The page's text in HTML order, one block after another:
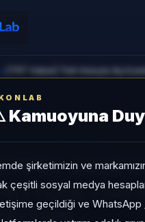
Kamuoyuna
şirketimizin ve
çeşitli sosyal medya
geçildiği ve WhatsApp
Serbest
FON GIRIŞI
2028
ÖDEYEN
FON